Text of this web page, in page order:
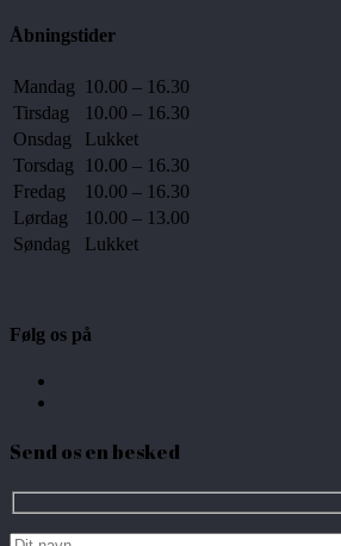
Åbningstider
Mandag
10.00 – 16.30
Tirsdag
10.00 – 16.30
Onsdag
Lukket
Torsdag
10.00 – 16.30
Fredag
10.00 – 16.30
Lørdag
10.00 – 13.00
Søndag
Lukket
Følg os på
Send os en besked